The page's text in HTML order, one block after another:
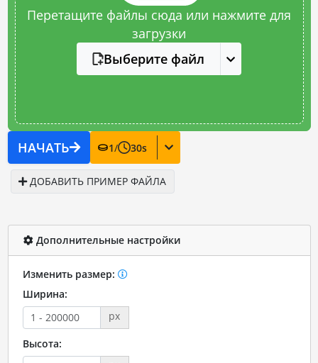
Перетащите файлы сюда или нажмите для
загрузки
Выберите файл
НАЧАТЬ 1/ 30s
ДОБАВИТЬ ПРИМЕР ФАЙЛА
Дополнительные настройки
Изменить размер:
Ширина:
px
Высота: